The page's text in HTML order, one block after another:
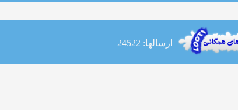
ارسالها: 24522